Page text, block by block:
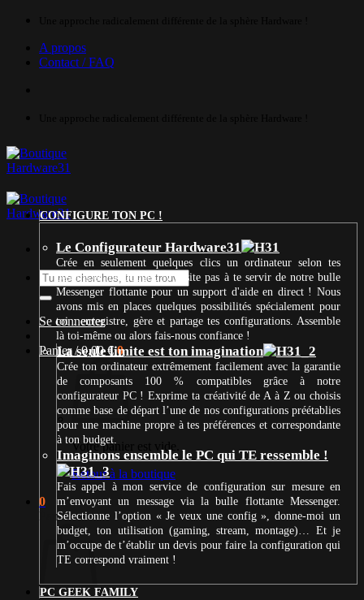
contenuA propos
Contact / FAQ
Recherche
pour :
Se connecter
Panier /0,00€ 0
Votre panier est vide.
Retour à la boutique
0
Panier
CONFIGURE TON PC !
Le Configurateur Hardware31
Crée en seulement quelques clics un ordinateur selon tes
besoins et ton budget. N’hésite pas à te servir de notre bulle
Messenger flottante pour un support d'aide en direct ! Nous
avons mis en places quelques possibilités spécialement pour
toi : enregistre, gère et partage tes configurations. Assemble
là toi-même ou alors fais-nous confiance !
La seule limite est ton imagination
Crée ton ordinateur extrêmement facilement avec la garantie
de composants 100 % compatibles grâce à notre
configurateur PC ! Exprime ta créativité de A à Z ou choisis
comme base de départ l’une de nos configurations préétablies
pour une machine propre à tes préférences et correspondante
à ton budget.
Imaginons ensemble le PC qui TE ressemble !
Fais appel à mon service de configuration sur mesure en
m’envoyant un message via la bulle flottante Messenger.
Sélectionne l’option « Je veux une config », donne-moi un
budget, ton utilisation (gaming, stream, montage)… Et je
m’occupe de t’établir un devis pour faire la configuration qui
TE correspond vraiment !
PC GEEK FAMILY